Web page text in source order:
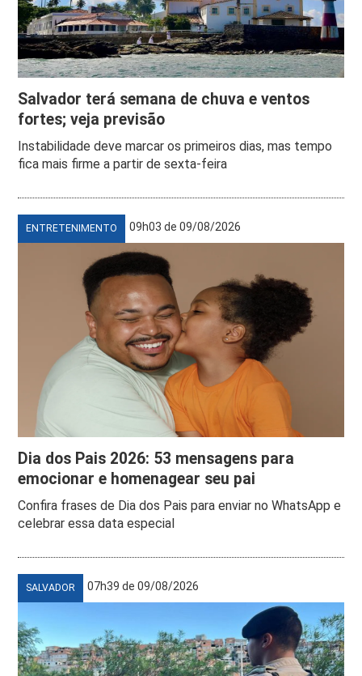
Salvador terá semana de chuva e ventos
fortes; veja previsão
Instabilidade deve marcar os primeiros dias, mas tempo
fica mais firme a partir de sexta-feira
ENTRETENIMENTO 09h03 de 09/08/2026
Dia dos Pais 2026: 53 mensagens para
emocionar e homenagear seu pai
Confira frases de Dia dos Pais para enviar no WhatsApp e
celebrar essa data especial
SALVADOR 07h39 de 09/08/2026